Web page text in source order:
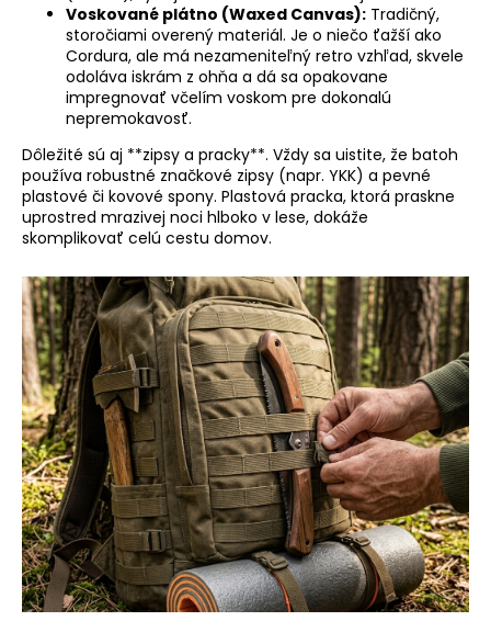
Voskované plátno (Waxed Canvas): Tradičný,
storočiami overený materiál. Je o niečo ťažší ako
Cordura, ale má nezameniteľný retro vzhľad, skvele
odoláva iskrám z ohňa a dá sa opakovane
impregnovať včelím voskom pre dokonalú
nepremokavosť.
Dôležité sú aj **zipsy a pracky**. Vždy sa uistite, že batoh
používa robustné značkové zipsy (napr. YKK) a pevné
plastové či kovové spony. Plastová pracka, ktorá praskne
uprostred mrazivej noci hlboko v lese, dokáže
skomplikovať celú cestu domov.